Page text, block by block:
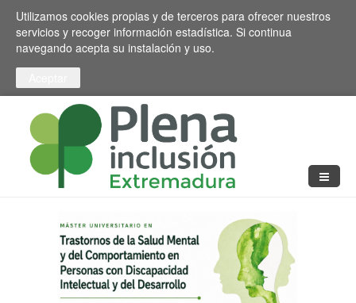
Pasar al contenido principal
Toggle high contrast
Utilizamos cookies propias y de terceros para ofrecer nuestros
servicios y recoger información estadística. Si continua
navegando acepta su instalación y uso.